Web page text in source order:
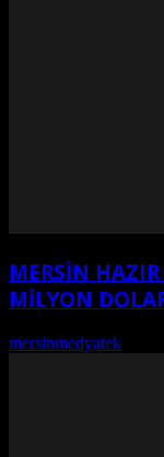
MERSİN
MİLYON
mersinmedyatek